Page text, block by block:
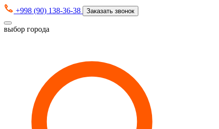
+998 (90) 138-36-38 Заказать звонок
выбор города